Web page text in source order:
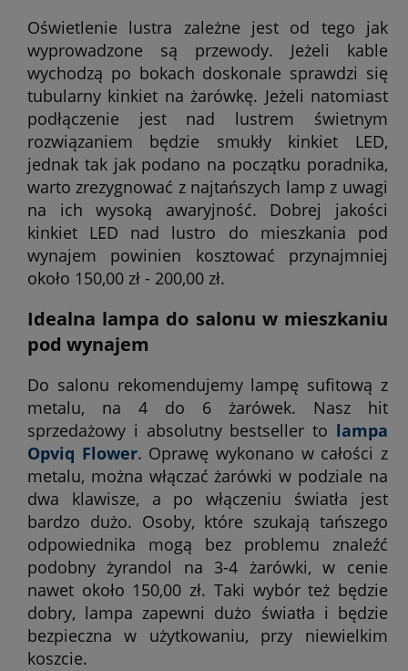
Oświetlenie lustra zależne jest od tego jak
wyprowadzone są przewody. Jeżeli kable
wychodzą po bokach doskonale sprawdzi się
tubularny kinkiet na żarówkę. Jeżeli natomiast
podłączenie jest nad lustrem świetnym
rozwiązaniem będzie smukły kinkiet LED,
jednak tak jak podano na początku poradnika,
warto zrezygnować z najtańszych lamp z uwagi
na ich wysoką awaryjność. Dobrej jakości
kinkiet LED nad lustro do mieszkania pod
wynajem powinien kosztować przynajmniej
około 150,00 zł - 200,00 zł.
Idealna lampa do salonu w mieszkaniu
pod wynajem
Do salonu rekomendujemy lampę sufitową z
metalu, na 4 do 6 żarówek. Nasz hit
sprzedażowy i absolutny bestseller to lampa
Opviq Flower. Oprawę wykonano w całości z
metalu, można włączać żarówki w podziale na
dwa klawisze, a po włączeniu światła jest
bardzo dużo. Osoby, które szukają tańszego
odpowiednika mogą bez problemu znaleźć
podobny żyrandol na 3-4 żarówki, w cenie
nawet około 150,00 zł. Taki wybór też będzie
dobry, lampa zapewni dużo światła i będzie
bezpieczna w użytkowaniu, przy niewielkim
koszcie.